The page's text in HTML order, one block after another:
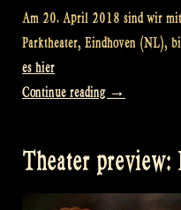
Am 20. April 2018 sind wir mit
Parktheater, Eindhoven (NL),
es hier
Continue reading „Theater
’n‘
Roll
→
Theater preview: